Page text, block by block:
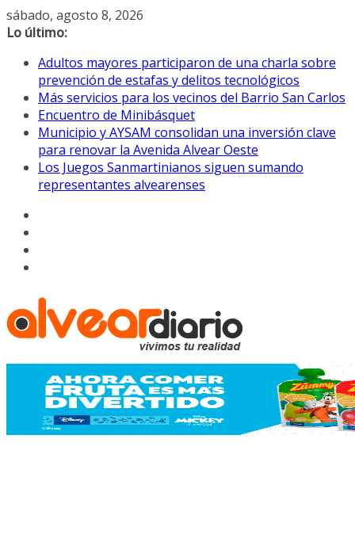
Saltar
al
sábado, agosto 8, 2026
Lo último:
Adultos mayores participaron de una charla sobre
prevención de estafas y delitos tecnológicos
Más servicios para los vecinos del Barrio San Carlos
Encuentro de Minibásquet
Municipio y AYSAM consolidan una inversión clave
para renovar la Avenida Alvear Oeste
Los Juegos Sanmartinianos siguen sumando
representantes alvearenses